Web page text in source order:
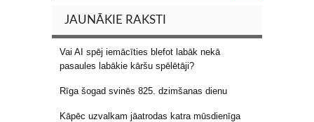
JAUNĀKIE RAKSTI
Vai AI spēj iemācīties blefot labāk nekā
pasaules labākie kāršu spēlētāji?
Rīga šogad svinēs 825. dzimšanas dienu
Kāpēc uzvalkam jāatrodas katra mūsdienīga